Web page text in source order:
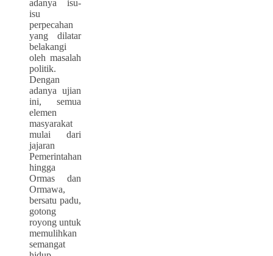
adanya isu-
isu
perpecahan
yang dilatar
belakangi
oleh masalah
politik.
Dengan
adanya ujian
ini, semua
elemen
masyarakat
mulai dari
jajaran
Pemerintahan
hingga
Ormas dan
Ormawa,
bersatu padu,
gotong
royong untuk
memulihkan
semangat